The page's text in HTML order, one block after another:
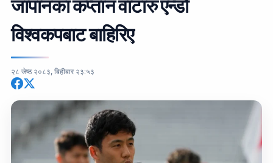
जापानका कप्तान वाटारु एन्डो
विश्वकपबाट बाहिरिए
२८ जेष्ठ २०८३, बिहीबार २३:५३